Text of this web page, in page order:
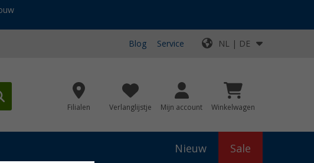
Blog Service NL | DE
Filialen Verlanglijstje Mijn account Winkelwagen
Nieuw Sale